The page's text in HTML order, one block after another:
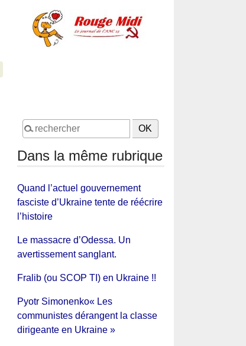
Dans la même rubrique
Quand l’actuel gouvernement
fasciste d’Ukraine tente de réécrire
l’histoire
Le massacre d’Odessa. Un
avertissement sanglant.
Fralib (ou SCOP TI) en Ukraine !!
Pyotr Simonenko« Les
communistes dérangent la classe
dirigeante en Ukraine »